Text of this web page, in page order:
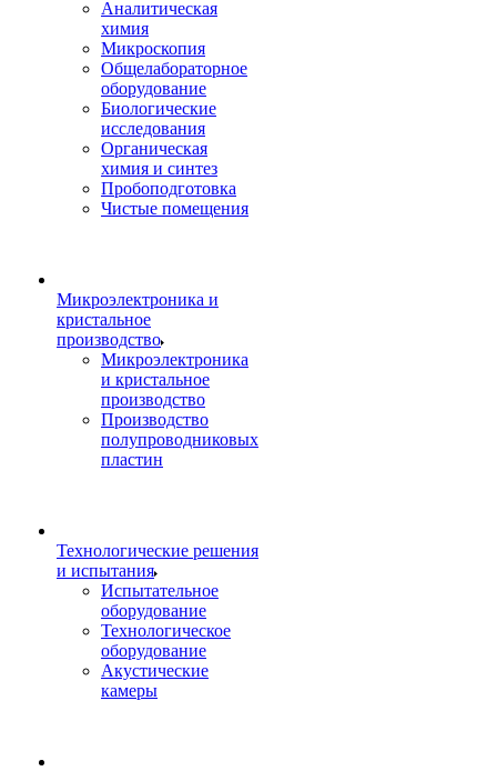
Аналитическая
химия
Микроскопия
Общелабораторное
оборудование
Биологические
исследования
Органическая
химия и синтез
Пробоподготовка
Чистые помещения
Микроэлектроника и
кристальное
производство
Микроэлектроника
и кристальное
производство
Производство
полупроводниковых
пластин
Технологические решения
и испытания
Испытательное
оборудование
Технологическое
оборудование
Акустические
камеры